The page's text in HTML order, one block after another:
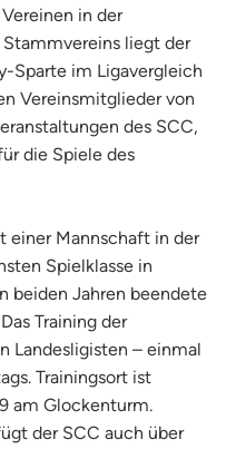
in der
Stammvereins liegt der
Sparte im Ligavergleich
Vereinsmitglieder von
des SCC,
die Spiele des
einer Mannschaft in der
Spielklasse in
beiden Jahren beendete
Training der
Landesligisten – einmal
Trainingsort ist
am Glockenturm.
der SCC auch über